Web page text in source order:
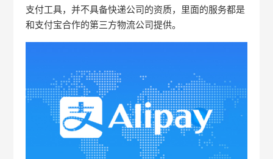
支付工具，并不具备快递公司的资质，里面的服务都是
和支付宝合作的第三方物流公司提供。